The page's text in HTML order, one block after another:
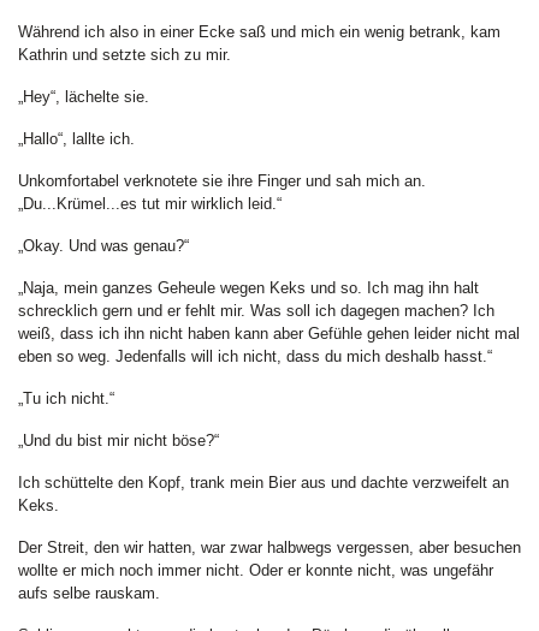
Während ich also in einer Ecke saß und mich ein wenig betrank, kam
Kathrin und setzte sich zu mir.
„Hey“, lächelte sie.
„Hallo“, lallte ich.
Unkomfortabel verknotete sie ihre Finger und sah mich an.
„Du...Krümel...es tut mir wirklich leid.“
„Okay. Und was genau?“
„Naja, mein ganzes Geheule wegen Keks und so. Ich mag ihn halt
schrecklich gern und er fehlt mir. Was soll ich dagegen machen? Ich
weiß, dass ich ihn nicht haben kann aber Gefühle gehen leider nicht mal
eben so weg. Jedenfalls will ich nicht, dass du mich deshalb hasst.“
„Tu ich nicht.“
„Und du bist mir nicht böse?“
Ich schüttelte den Kopf, trank mein Bier aus und dachte verzweifelt an
Keks.
Der Streit, den wir hatten, war zwar halbwegs vergessen, aber besuchen
wollte er mich noch immer nicht. Oder er konnte nicht, was ungefähr
aufs selbe rauskam.